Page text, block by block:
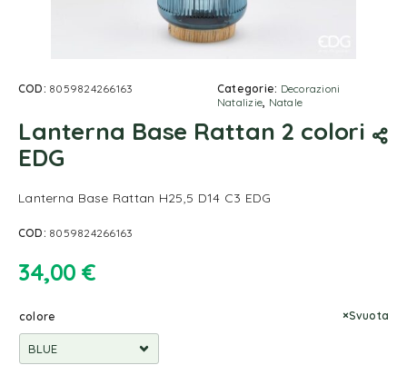
COD: 8059824266163 Categorie: Decorazioni
Natalizie, Natale
Lanterna Base Rattan 2 colori
EDG
Lanterna Base Rattan H25,5 D14 C3 EDG
COD: 8059824266163
34,00 €
colore Svuota